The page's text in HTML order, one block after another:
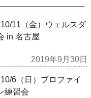
11（金）ウェルスダ
in 名古屋
2019年9月30日
6（日）プロファイ
練習会